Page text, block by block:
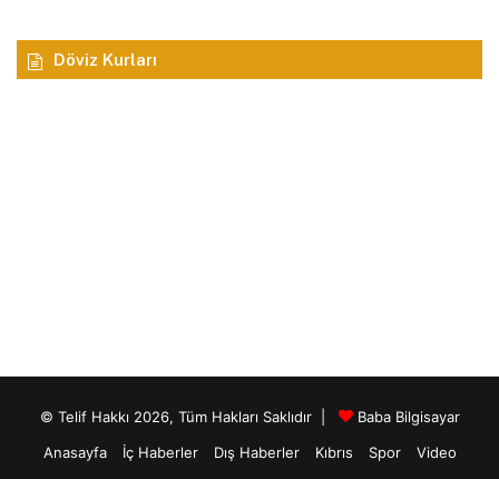
Döviz Kurları
© Telif Hakkı 2026, Tüm Hakları Saklıdır |
Baba Bilgisayar
Anasayfa
İç Haberler Dış Haberler Kıbrıs Spor
Video